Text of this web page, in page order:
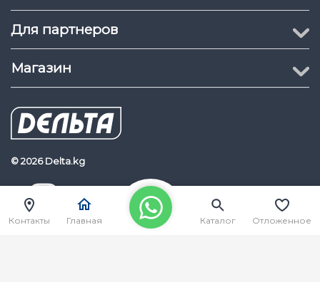
Для партнеров
Магазин
© 2026 Delta.kg
Delta.kg
Контакты Главная Каталог Отложенное